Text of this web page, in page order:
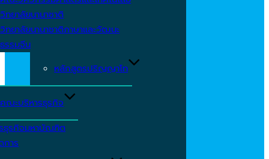
วิทยาลัยนานาชาติ
วิทยาลัยนานาชาติภาษาและวัฒนะ
ธรรมจีน
หลักสูตรปริญญาโท
คณะบริหารธุรกิจ
ธุรกิจมหาบัณฑิต
การ